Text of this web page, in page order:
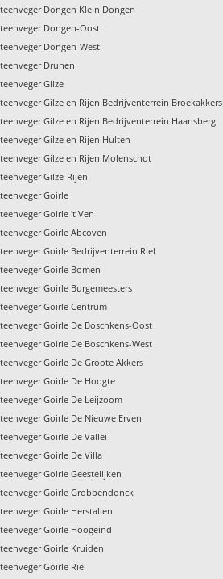
Dongen Klein Dongen
Dongen-Oost
Dongen-West
Drunen
Gilze
Gilze en Rijen Bedrijventerrein Broekakkers
Gilze en Rijen Bedrijventerrein Haansberg
Gilze en Rijen Hulten
Gilze en Rijen Molenschot
Gilze-Rijen
Goirle
Goirle 't Ven
Goirle Abcoven
Goirle Bedrijventerrein Riel
Goirle Bomen
Goirle Burgemeesters
Goirle Centrum
Goirle De Boschkens-Oost
Goirle De Boschkens-West
Goirle De Groote Akkers
Goirle De Hoogte
Goirle De Leijzoom
Goirle De Nieuwe Erven
Goirle De Vallei
Goirle De Villa
Goirle Geestelijken
Goirle Grobbendonck
Goirle Herstallen
Goirle Hoogeind
Goirle Kruiden
Goirle Riel